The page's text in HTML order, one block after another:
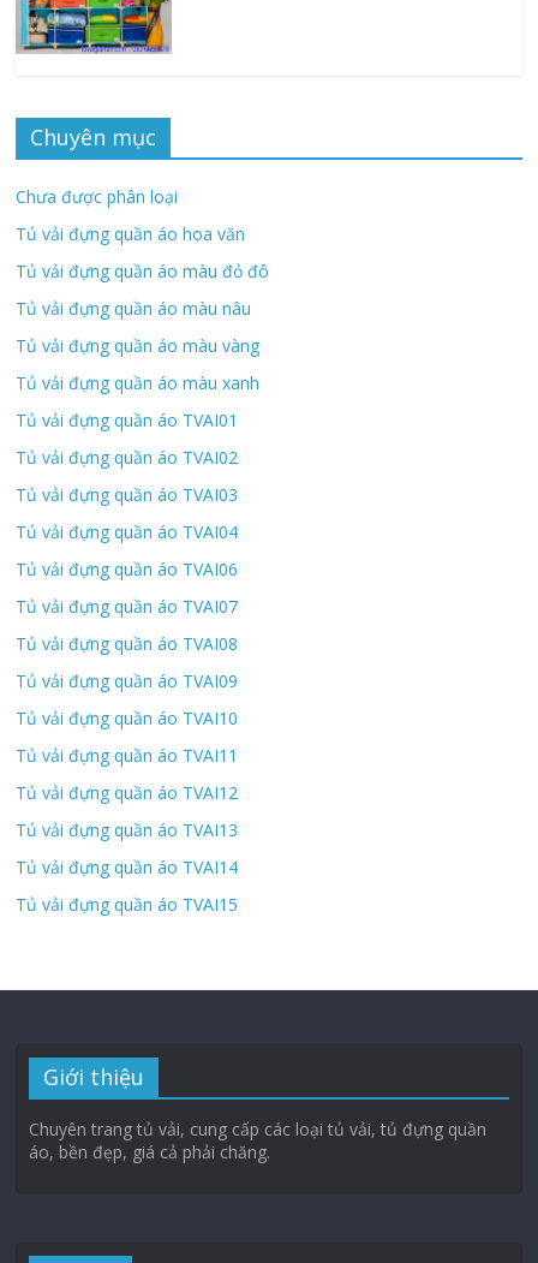
Chuyên mục
Chưa được phân loại
Tủ vải đựng quần áo hoa văn
Tủ vải đựng quần áo màu đỏ đô
Tủ vải đựng quần áo màu nâu
Tủ vải đựng quần áo màu vàng
Tủ vải đựng quần áo màu xanh
Tủ vải đựng quần áo TVAI01
Tủ vải đựng quần áo TVAI02
Tủ vải đựng quần áo TVAI03
Tủ vải đựng quần áo TVAI04
Tủ vải đựng quần áo TVAI06
Tủ vải đựng quần áo TVAI07
Tủ vải đựng quần áo TVAI08
Tủ vải đựng quần áo TVAI09
Tủ vải đựng quần áo TVAI10
Tủ vải đựng quần áo TVAI11
Tủ vải đựng quần áo TVAI12
Tủ vải đựng quần áo TVAI13
Tủ vải đựng quần áo TVAI14
Tủ vải đựng quần áo TVAI15
Giới thiệu
Chuyên trang tủ vải, cung cấp các loại tủ vải, tủ đựng quần
áo, bền đẹp, giá cả phải chăng.